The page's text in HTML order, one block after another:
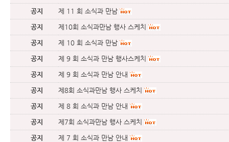
공지 제 11 회 소식과 만남
공지 제10회 소식과만남 행사 스케치
공지 제 10 회 소식과 만남
공지 제 9 회 소식과 만남 행사스케치
공지 제 9 회 소식과 만남 안내
공지 제8회 소식과만남 행사 스케치
공지 제 8 회 소식과 만남 안내
공지 제7회 소식과만남 행사 스케치
공지 제 7 회 소식과 만남 안내